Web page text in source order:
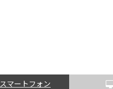
スマートフォン